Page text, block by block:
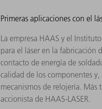
Primeras aplicaciones con el
La empresa HAAS y el
para el láser en la fabricación
contacto de energía de
calidad de los componentes
mecanismos de relojería. Más
accionista de HAAS-LASER.